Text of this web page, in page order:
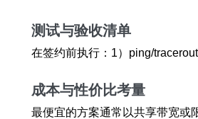
测试与验收清单
在签约前执行：1）ping/
成本与性价比考量
最便宜的方案通常以共享带宽或